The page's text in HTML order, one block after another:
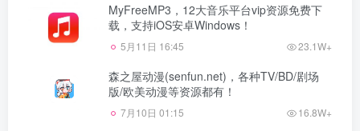
MyFreeMP3，12大音乐平台vip资源免费下
载，支持iOS安卓Windows！
5月11日 16:45 23.1W+
森之屋动漫(senfun.net)，各种TV/BD/剧场
版/欧美动漫等资源都有！
7月10日 01:15 16.8W+